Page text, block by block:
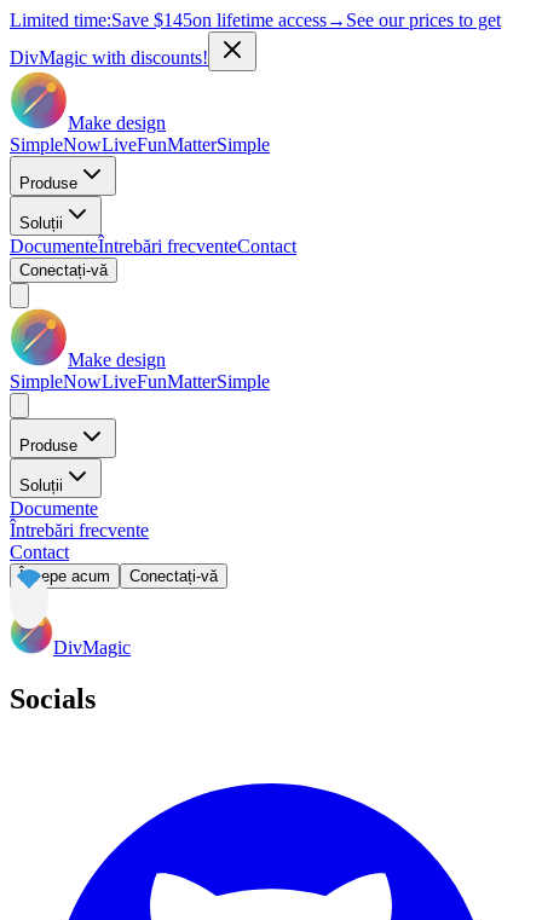
Limited time:Save $145on lifetime access→ See our prices to get
DivMagic with discounts!
Make design
SimpleNowLiveFunMatterSimple
Produse
Soluții
DocumenteÎntrebări frecventeContact
Conectați-vă
Make design
SimpleNowLiveFunMatterSimple
Produse
Soluții
Documente
Întrebări frecvente
Contact
Începe acum Conectați-vă
DivMagic
Socials